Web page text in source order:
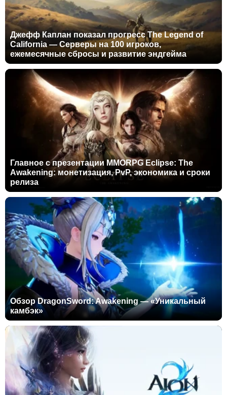
Джефф Каплан показал прогресс The Legend of
California — Серверы на 100 игроков,
ежемесячные сбросы и развитие эндгейма
Главное с презентации MMORPG Eclipse: The
Awakening: монетизация, PvP, экономика и сроки
релиза
Обзор DragonSword: Awakening — «Уникальный
камбэк»